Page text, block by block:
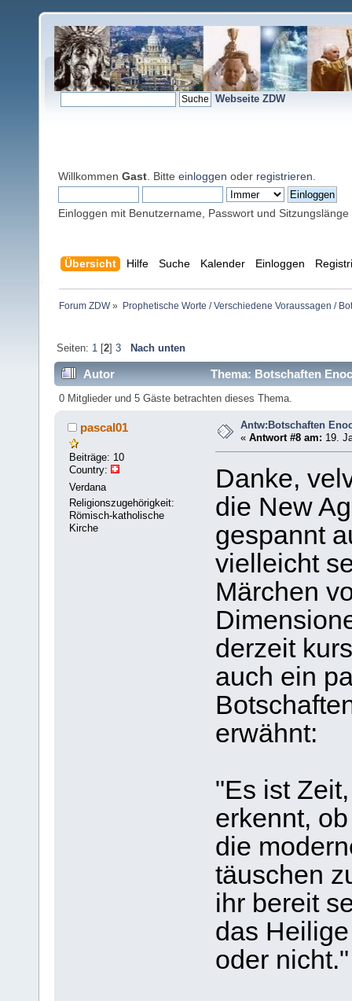
Webseite ZDW
Willkommen Gast . Bitte einloggen oder registrieren
Einloggen mit Benutzername, Passwort und Sitzungslänge
Übersicht Hilfe Suche Kalender Einloggen
Forum ZDW» Prophetische Worte / Verschiedene Voraussagen /
Seiten: 1[2] 3 Nach unten
Autor Thema: Botschaften
0 Mitglieder und 5 Gäste betrachten dieses Thema.
pascal01
Beiträge: 10
Country:
Verdana
Religionszugehörigkeit:
Römisch-katholische
Kirche
Antw:Botschaften
«Antwort #8 am: 19.
Danke,
die New
gespannt
vielleicht
Märchen
derzeit
auch ein
erwähnt:
"Es ist
erkennt,
die
täuschen
ihr bereit
das
oder